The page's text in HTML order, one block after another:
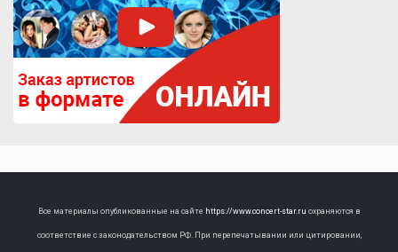
Все материалы опубликованные на сайте https://www.concert-star.ru охраняются в
соответствие с законодательством РФ. При перепечатывании или цитировании,